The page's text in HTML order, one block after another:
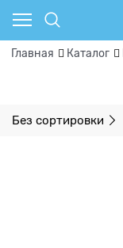
Главная Каталог
Без сортировки